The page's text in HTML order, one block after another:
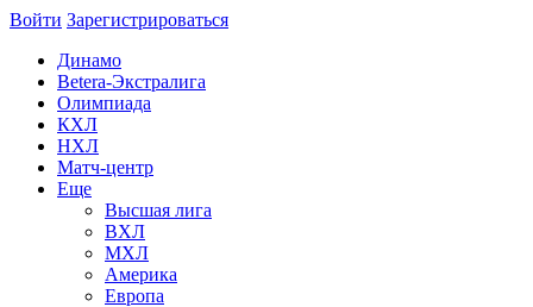
Войти Зарегиcтрироваться
Динамо
Betera-Экстралига
Олимпиада
КХЛ
НХЛ
Матч-центр
Еще
Высшая лига
ВХЛ
МХЛ
Америка
Европа